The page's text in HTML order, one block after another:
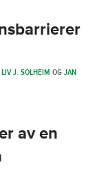
LIV J. SOLHEIM OGJAN
av en